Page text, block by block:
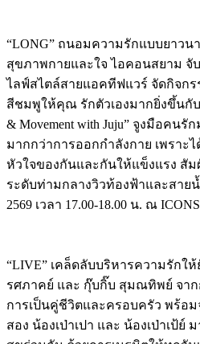
“LONG” ถนอมความรักแบบยาวน
สุขภาพกายและใจ ไอคอนสยาม
ไลฟ์สไตล์สายแอคทีฟแวร์ จัดกิจกร
สีชมพูให้คุณ รักตัวเองมากยิ่งขึ้นกับ
& Movement with Juju” จูงมือคนรั
มากกว่าการออกกำลังกาย เพราะ
หัวใจของกันและกันให้แข็งแรง สั
ระดับท่ามกลางวิวท้องฟ้าและสาย
2569 เวลา 17.00-18.00 น. ณ
“LIVE” เคล็ดลับบริหารความรักใ
รศภาคย์ และ กุ๊บกิ๊บ สุมณทิพย์ จาก
การเป็นคู่ชีวิตและครอบครัว พร้อ
สอง น้องเป่าเปา และ น้องเป่าเป้ย์